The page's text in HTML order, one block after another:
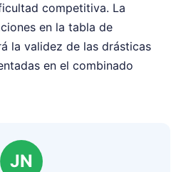
competitiva. La
en la tabla de
la validez de las drásticas
en el combinado
JN